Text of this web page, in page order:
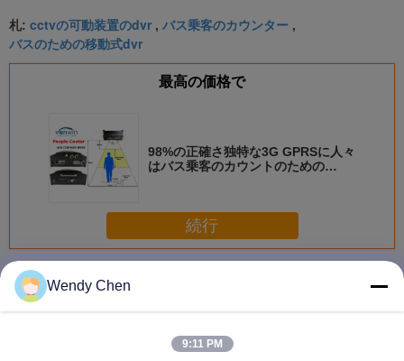
professional solutions quickly.
札: cctvの可動装置のdvr , バス乗客のカウンター ,
バスのための移動式dvr
最高の価格で
98%の正確さ独特な3G GPRSに人々
はバス乗客のカウントのための
続行
多くバス人々のカウンター
Wendy Chen
9:11 PM